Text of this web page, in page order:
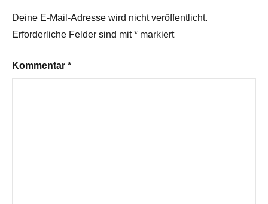
Deine E-Mail-Adresse wird nicht veröffentlicht.
Erforderliche Felder sind mit* markiert
Kommentar *